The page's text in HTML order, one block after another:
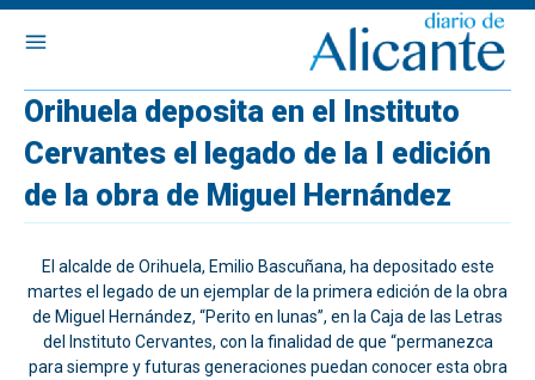
Orihuela deposita en el Instituto
Cervantes el legado de la I edición
de la obra de Miguel Hernández
El alcalde de Orihuela, Emilio Bascuñana, ha depositado este
martes el legado de un ejemplar de la primera edición de la obra
de Miguel Hernández, “Perito en lunas”, en la Caja de las Letras
del Instituto Cervantes, con la finalidad de que “permanezca
para siempre y futuras generaciones puedan conocer esta obra